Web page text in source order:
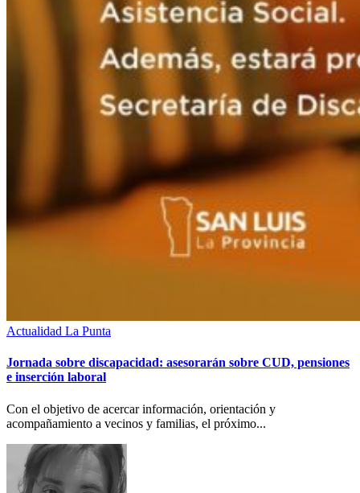
Actualidad La Punta
Jornada sobre discapacidad: asesorarán sobre CUD, pensiones
e inserción laboral
Con el objetivo de acercar información, orientación y
acompañamiento a vecinos y familias, el próximo...